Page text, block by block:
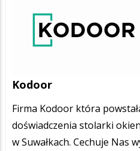
Kodoor
Firma Kodoor która
doświadczenia stolarki
w Suwałkach. Cechuje Nas